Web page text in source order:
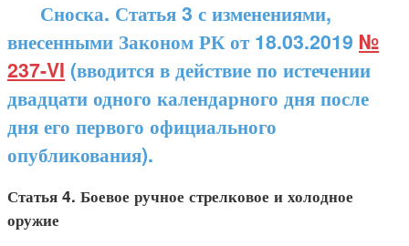
Сноска. Статья 3 с изменениями,
внесенными Законом РК от 18.03.2019 №
237-VI (вводится в действие по истечении
двадцати одного календарного дня после
дня его первого официального
опубликования).
Статья 4. Боевое ручное стрелковое и холодное
оружие